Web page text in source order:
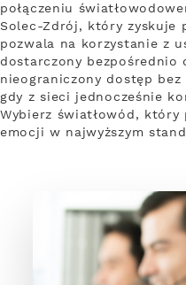
połączeniu
Solec-Zdrój, który zyskuje
pozwala na korzystanie z
dostarczony bezpośrednio
nieograniczony dostęp
gdy z sieci jednocześnie
Wybierz światłowód,
emocji w najwyższym